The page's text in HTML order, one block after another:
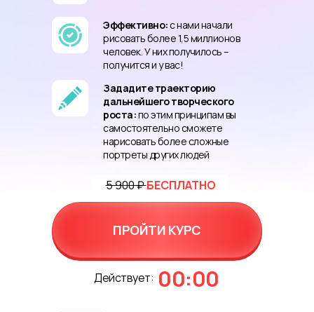
ПРОЙТИ КУРС
Действует: 00:00
Эффективно:с нами начали
рисовать более 1,5 миллионов
человек. У них получилось –
получится и у вас!
Зададите траекторию
дальнейшего творческого
роста:по этим принципам вы
самостоятельно сможете
нарисовать более сложные
портреты других людей
5 900 ₽БЕСПЛАТНО